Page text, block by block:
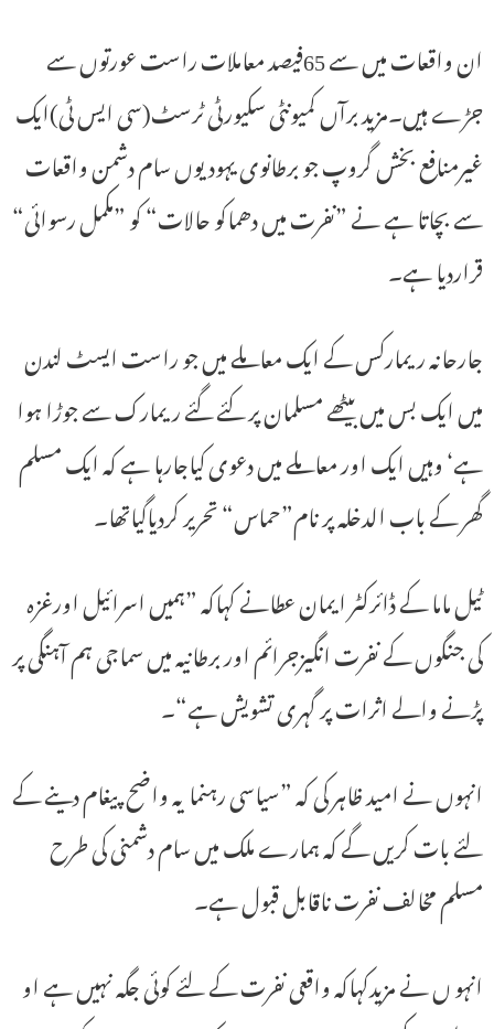
ان واقعات میں سے 65فیصد معاملات راست عورتوں سے
جڑے ہیں۔مزید برآں کمیونٹی سکیورٹی ٹرسٹ(سی ایس ٹی)ایک
غیرمنافع بخش گروپ جو برطانوی یہودیوں سام دشمن واقعات
سے بچاتا ہے نے ”نفرت میں دھماکو حالات“ کو ”مکمل رسوائی“
قراردیا ہے۔
جارحانہ ریمارکس کے ایک معاملے میں جو راست ایسٹ لندن
میں ایک بس میں بیٹھے مسلمان پر کئے گئے ریمارک سے جوڑا ہوا
ہے‘ وہیں ایک اور معاملے میں دعوی کیاجارہا ہے کہ ایک مسلم
گھر کے باب الدخلہ پر نام”حماس“ تحریر کردیاگیاتھا۔
ٹیل ماما کے ڈائرکٹر ایمان عطانے کہاکہ ”ہمیں اسرائیل اورغزہ
کی جنگوں کے نفرت انگیزجرائم اور برطانیہ میں سماجی ہم آہنگی پر
پڑنے والے اثرات پر گہری تشویش ہے“۔
انہوں نے امید ظاہر کی کہ ”سیاسی رہنما یہ واضح پیغام دینے کے
لئے بات کریں گے کہ ہمارے ملک میں سام دشمنی کی طرح
مسلم مخالف نفرت ناقابل قبول ہے۔
انہو ں نے مزیدکہاکہ واقعی نفرت کے لئے کوئی جگہ نہیں ہے او